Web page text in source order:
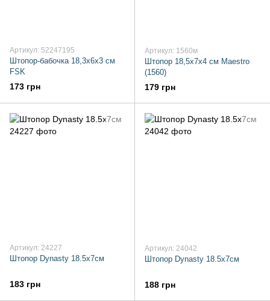
Артикул: 52247195
Штопор-бабочка 18,3х6х3 см
FSK
173 грн
Артикул: 1560м
Штопор 18,5х7х4 см Maestro
(1560)
179 грн
Артикул: 24227
Штопор Dynasty 18.5х7см
183 грн
Артикул: 24042
Штопор Dynasty 18.5х7см
188 грн